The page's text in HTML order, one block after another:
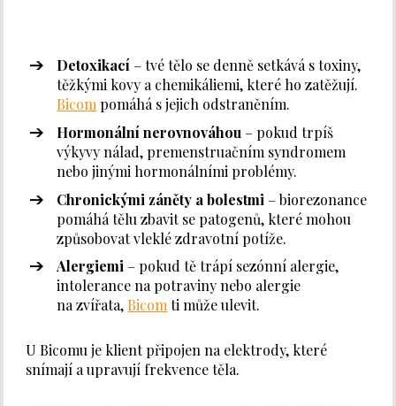
Detoxikací – tvé tělo se denně setkává s toxiny,
těžkými kovy a chemikáliemi, které ho zatěžují.
Bicom pomáhá s jejich odstraněním.
Hormonální nerovnováhou – pokud trpíš
výkyvy nálad, premenstruačním syndromem
nebo jinými hormonálními problémy.
Chronickými záněty a bolestmi – biorezonance
pomáhá tělu zbavit se patogenů, které mohou
způsobovat vleklé zdravotní potíže.
Alergiemi – pokud tě trápí sezónní alergie,
intolerance na potraviny nebo alergie
na zvířata,Bicomti může ulevit.
U Bicomu je klient připojen na elektrody, které
snímají a upravují frekvence těla.